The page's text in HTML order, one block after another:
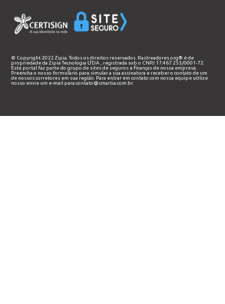
© Copyright 2022 Zipia. Todos os direitos reservados. Rastreadores.org® é de
propriedade daZipia Tecnologia LTDA
, registrada sob o CNPJ 17.467.253/0001-72.
Este portal faz parte do grupo de sites de seguros e finanças de nossa empresa.
Preencha o nosso formulário para simular a sua assinatura e receber o contato de um
de nossos corretores em sua região. Para entrar em contato com nossa equipe utilize
nosso envie um e-mail paracontato@smartia.com.br.